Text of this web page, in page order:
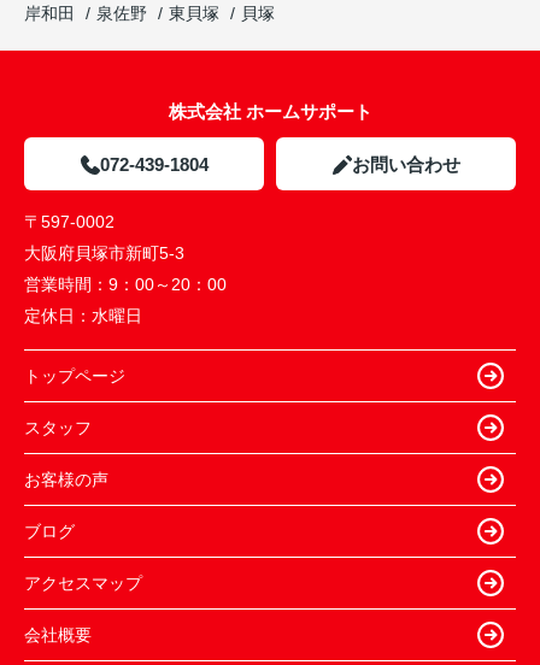
岸和田
泉佐野 東貝塚 貝塚
株式会社 ホームサポート
072-439-1804 お問い合わせ
〒597-0002
大阪府貝塚市新町5-3
営業時間： 9：00～20：00
定休日： 水曜日
トップページ
スタッフ
お客様の声
ブログ
アクセスマップ
会社概要